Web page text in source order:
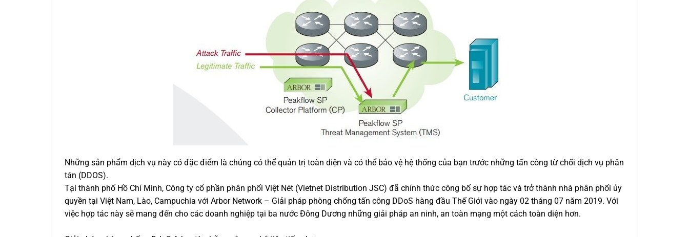
Những sản phẩm dịch vụ này có đặc điểm là chúng có thể quản trị toàn diện và có thể bảo vệ hệ thống của bạn trước những tấn công từ chối dịch vụ phân
tán (DDOS).
Tại thành phố Hồ Chí Minh, Công ty cổ phần phân phối Việt Nét (Vietnet Distribution JSC) đã chính thức công bố sự hợp tác và trở thành nhà phân phối ủy
quyền tại Việt Nam, Lào, Campuchia với Arbor Network – Giải pháp phòng chống tấn công DDoS hàng đầu Thế Giới vào ngày 02 tháng 07 năm 2019. Với
việc hợp tác này sẽ mang đến cho các doanh nghiệp tại ba nước Đông Dương những giải pháp an ninh, an toàn mạng một cách toàn diện hơn.